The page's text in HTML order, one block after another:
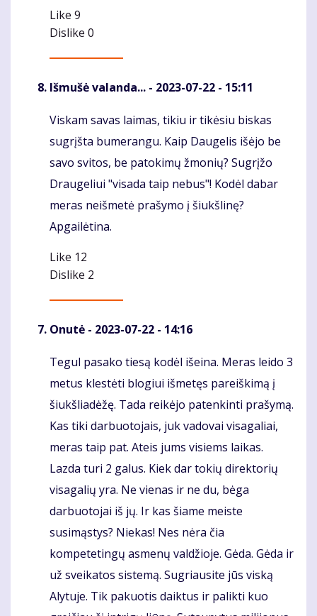
Like 9
Dislike 0
Išmušė valanda... - 2023-07-22 - 15:11
Komentaras
Viskam savas laimas, tikiu ir tikėsiu biskas
sugrįšta bumerangu. Kaip Daugelis išėjo be
savo svitos, be patokimų žmonių? Sugrįžo
Draugeliui "visada taip nebus"! Kodėl dabar
meras neišmetė prašymo į šiukšlinę?
Apgailėtina.
Like 12
Dislike 2
Onutė - 2023-07-22 - 14:16
Komentaras
Tegul pasako tiesą kodėl išeina. Meras leido 3
metus klestėti blogiui išmetęs pareiškimą į
šiukšliadėžę. Tada reikėjo patenkinti prašymą.
Kas tiki darbuotojais, juk vadovai visagaliai,
meras taip pat. Ateis jums visiems laikas.
Lazda turi 2 galus. Kiek dar tokių direktorių
visagalių yra. Ne vienas ir ne du, bėga
darbuotojai iš jų. Ir kas šiame meiste
susimąstys? Niekas! Nes nėra čia
kompetetingų asmenų valdžioje. Gėda. Gėda ir
už sveikatos sistemą. Sugriausite jūs viską
Alytuje. Tik pakuotis daiktus ir palikti kuo